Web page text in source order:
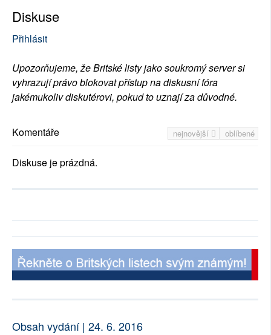
Diskuse
Přihlásit
Upozorňujeme, že Britské listy jako soukromý server si
vyhrazují právo blokovat přístup na diskusní fóra
jakémukoliv diskutérovi, pokud to uznají za důvodné.
nejnovější oblíbené
Komentáře
Diskuse je prázdná.
Obsah vydání | 24. 6. 2016